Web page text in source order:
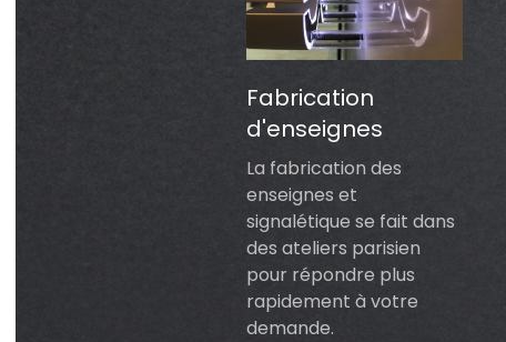
Fabrication
d'enseignes
La fabrication des
enseignes et
signalétique se fait dans
des ateliers parisien
pour répondre plus
rapidement à votre
demande.